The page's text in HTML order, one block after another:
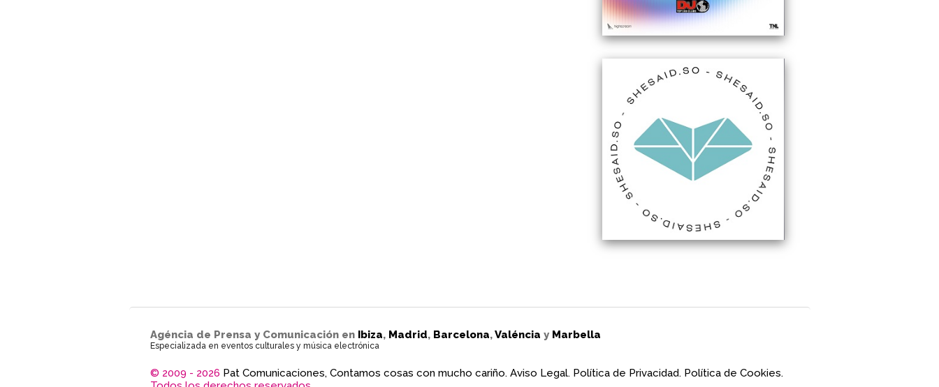
Agéncia de Prensa y Comunicación en Ibiza, Madrid, Barcelona,Valéncia y Marbella
Especializada en eventos culturales y música electrónica
© 2009 - 2026 Pat Comunicaciones, Contamos cosas con mucho cariño. Aviso Legal. Política de Privacidad. Política de Cookies.